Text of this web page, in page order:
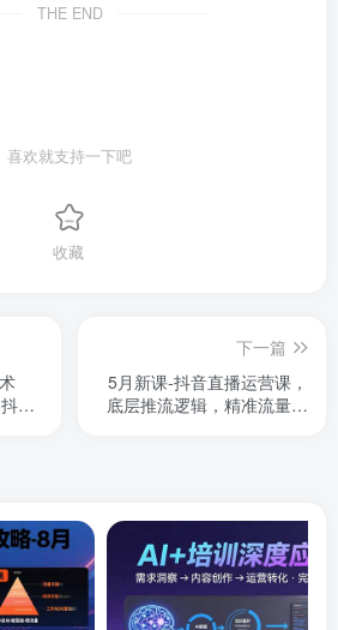
THE END
喜欢就支持一下吧
收藏
音
下一篇
5月新课-抖音直播运营课，
底层推流逻辑，精准流量获